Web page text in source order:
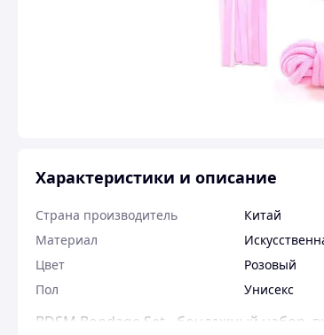
Характеристики и описание
Страна производитель
Китай
Материал
Цвет
Розовый
Пол
Унисекс
BDSM Bondage Set - бондажный набор,